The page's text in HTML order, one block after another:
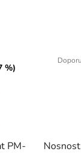
%)
PM-